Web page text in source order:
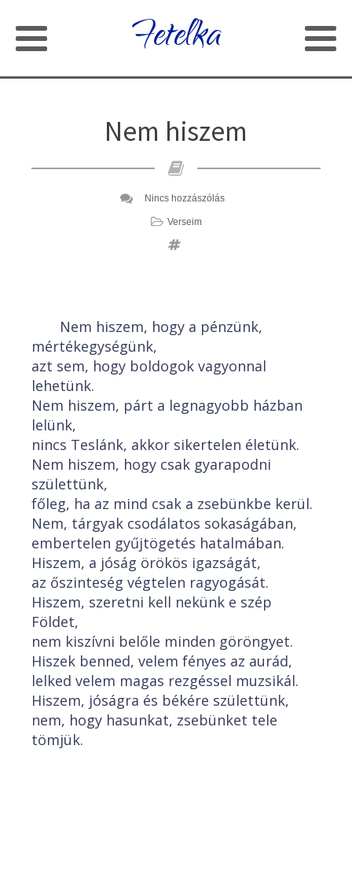
Fetelka
Nem hiszem
Nincs hozzászólás
Verseim
Nem hiszem, hogy a pénzünk,
mértékegységünk,
azt sem, hogy boldogok vagyonnal
lehetünk.
Nem hiszem, párt a legnagyobb házban
lelünk,
nincs Teslánk, akkor sikertelen életünk.
Nem hiszem, hogy csak gyarapodni
születtünk,
főleg, ha az mind csak a zsebünkbe kerül.
Nem, tárgyak csodálatos sokaságában,
embertelen gyűjtögetés hatalmában.
Hiszem, a jóság örökös igazságát,
az őszinteség végtelen ragyogását.
Hiszem, szeretni kell nekünk e szép
Földet,
nem kiszívni belőle minden göröngyet.
Hiszek benned, velem fényes az aurád,
lelked velem magas rezgéssel muzsikál.
Hiszem, jóságra és békére születtünk,
nem, hogy hasunkat, zsebünket tele
tömjük.